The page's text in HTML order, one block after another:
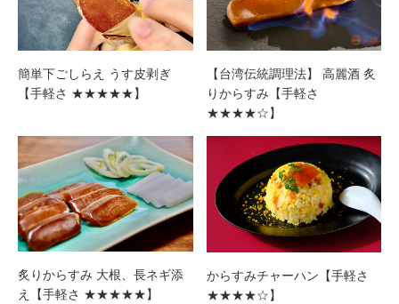
簡単下ごしらえ うす皮剥ぎ
【手軽さ ★★★★★】
【台湾伝統調理法】 高麗酒 炙
りからすみ【手軽さ
★★★★☆】
炙りからすみ 大根、長ネギ添
え【手軽さ ★★★★★】
からすみチャーハン【手軽さ
★★★★☆】